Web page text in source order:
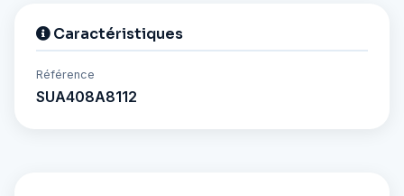
Caractéristiques
Référence
SUA408A8112